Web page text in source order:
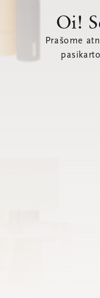
Oi!
Prašome